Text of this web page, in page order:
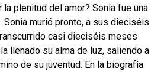
plenitud del amor? Sonia fue una
Sonia murió pronto, a sus dieciséis
casi dieciséis meses
llenado su alma de luz, saliendo a
de su juventud. En la biografía